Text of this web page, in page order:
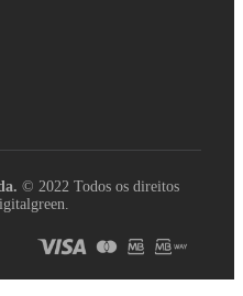
© 2022 Todos os direitos